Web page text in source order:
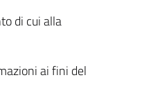
di cui alla
ai fini del